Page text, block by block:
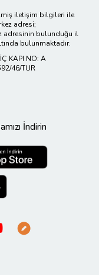
iletişim bilgileri ile
adresi;
adresinin bulunduğu il
bulunmaktadır.
KAPI NO: A
46/TUR
İndirin